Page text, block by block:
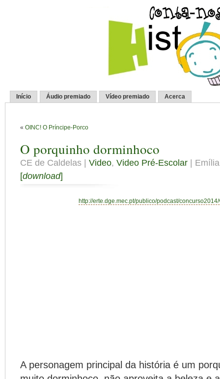
Início Áudio premiado Vídeo premiado Acerca
« OINC! O Príncipe-Porco
O porquinho dorminhoco
CE de Caldelas | Video, Video Pré-Escolar |
[download]
http://erte.dge.mec.pt/publico/podcast/
A personagem principal da história é um